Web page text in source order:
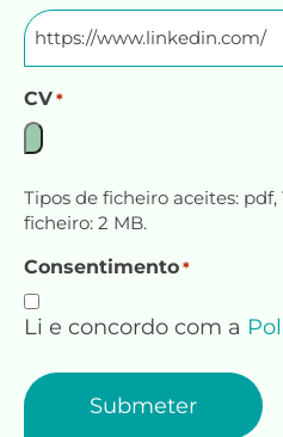
CV *
Tipos de ficheiro aceites:
ficheiro: 2 MB.
Consentimento *
Li e concordo com a